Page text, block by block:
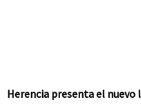
Herencia presenta el